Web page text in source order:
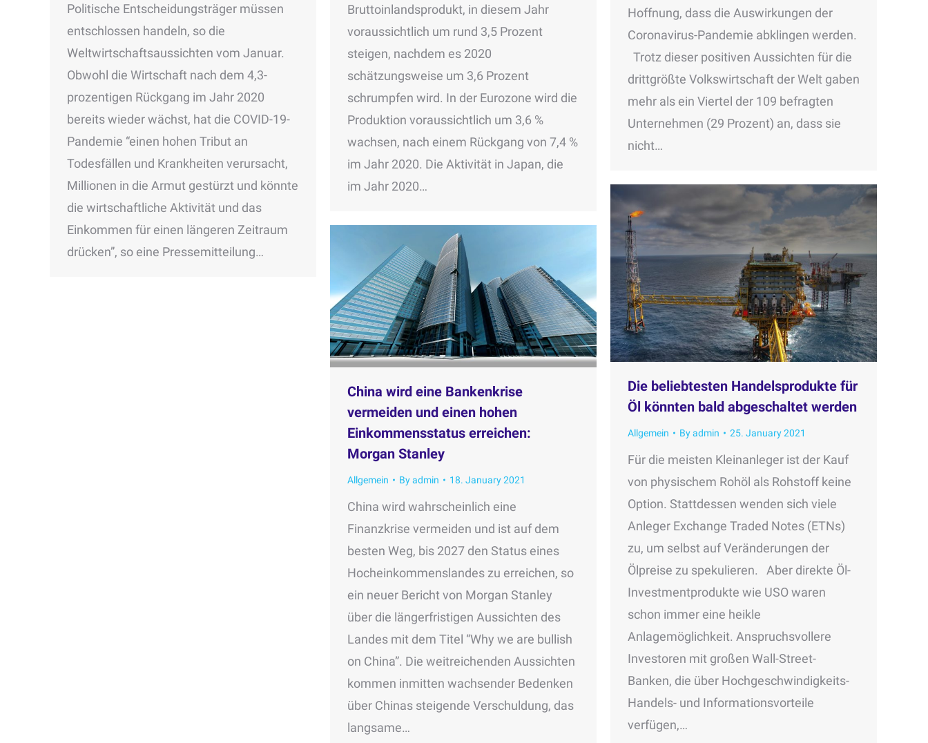
Hoffnung, dass die Auswirkungen der
Coronavirus-Pandemie abklingen werden.
Trotz dieser positiven Aussichten für die
drittgrößte Volkswirtschaft der Welt gaben
mehr als ein Viertel der 109 befragten
Unternehmen (29 Prozent) an, dass sie
nicht…
Bruttoinlandsprodukt, in diesem Jahr
voraussichtlich um rund 3,5 Prozent
steigen, nachdem es 2020
schätzungsweise um 3,6 Prozent
schrumpfen wird. In der Eurozone wird die
Produktion voraussichtlich um 3,6 %
wachsen, nach einem Rückgang von 7,4 %
im Jahr 2020. Die Aktivität in Japan, die
im Jahr 2020…
Politische Entscheidungsträger müssen
entschlossen handeln, so die
Weltwirtschaftsaussichten vom Januar.
Obwohl die Wirtschaft nach dem 4,3-
prozentigen Rückgang im Jahr 2020
bereits wieder wächst, hat die COVID-19-
Pandemie “einen hohen Tribut an
Todesfällen und Krankheiten verursacht,
Millionen in die Armut gestürzt und könnte
die wirtschaftliche Aktivität und das
Einkommen für einen längeren Zeitraum
drücken”, so eine Pressemitteilung…
Die beliebtesten Handelsprodukte für
Öl könnten bald abgeschaltet werden
Allgemein Byadmin 25. January 2021
Für die meisten Kleinanleger ist der Kauf
von physischem Rohöl als Rohstoff keine
Option. Stattdessen wenden sich viele
Anleger Exchange Traded Notes (ETNs)
zu, um selbst auf Veränderungen der
Ölpreise zu spekulieren. Aber direkte Öl-
Investmentprodukte wie USO waren
schon immer eine heikle
Anlagemöglichkeit. Anspruchsvollere
Investoren mit großen Wall-Street-
Banken, die über Hochgeschwindigkeits-
Handels- und Informationsvorteile
verfügen,…
China wird eine Bankenkrise
vermeiden und einen hohen
Einkommensstatus erreichen:
Morgan Stanley
Allgemein Byadmin 18. January 2021
China wird wahrscheinlich eine
Finanzkrise vermeiden und ist auf dem
besten Weg, bis 2027 den Status eines
Hocheinkommenslandes zu erreichen, so
ein neuer Bericht von Morgan Stanley
über die längerfristigen Aussichten des
Landes mit dem Titel “Why we are bullish
on China”. Die weitreichenden Aussichten
kommen inmitten wachsender Bedenken
über Chinas steigende Verschuldung, das
langsame…